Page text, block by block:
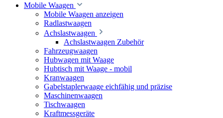
Mobile Waagen
Mobile Waagen anzeigen
Radlastwaagen
Achslastwaagen
Achslastwaagen Zubehör
Fahrzeugwaagen
Hubwagen mit Waage
Hubtisch mit Waage - mobil
Kranwaagen
Gabelstaplerwaage eichfähig und präzise
Maschinenwaagen
Tischwaagen
Kraftmessgeräte